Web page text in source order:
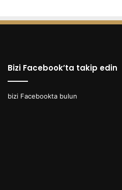
Bizi Facebook’ta takip edin
bizi Facebookta bulun